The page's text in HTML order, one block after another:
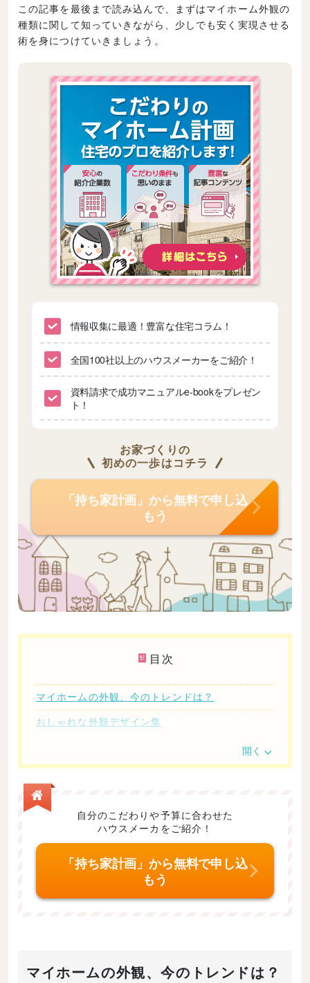
この記事を最後まで読み込んで、まずはマイホーム外観の
種類に関して知っていきながら、少しでも安く実現させる
術を身につけていきましょう。
情報収集に最適！豊富な住宅コラム！
全国100社以上のハウスメーカーをご紹介！
資料請求で成功マニュアルe-bookをプレゼン
ト！
お家づくりの
初めの一歩はコチラ
「持ち家計画」から無料で申し込
もう
目次
マイホームの外観、今のトレンドは？
おしゃれな外観デザイン集
デザインその1：ツートンカラーと小さな正方形の窓
風のモダンでかわいいデザイン
デザインその5：個性的なアメリカンテイストの家
デザインその6：ビルトインガレージのある家
デザインその9：和モダンでシックな外観の家
開く
自分のこだわりや予算に合わせた
ハウスメーカをご紹介！
「持ち家計画」から無料で申し込
もう
マイホームの外観、今のトレンドは？